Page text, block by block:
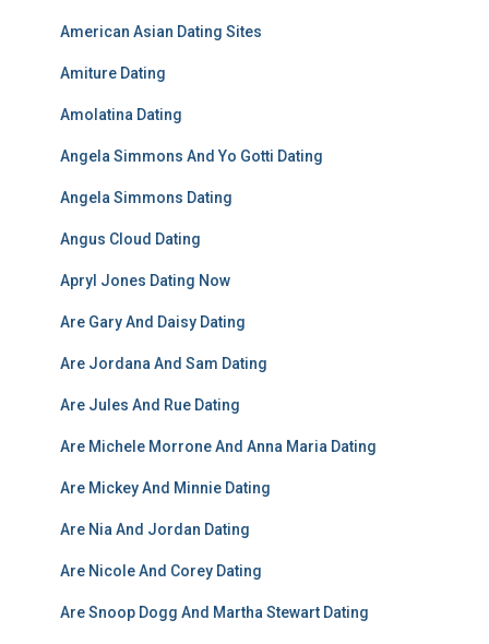
American Asian Dating Sites
Amiture Dating
Amolatina Dating
Angela Simmons And Yo Gotti Dating
Angela Simmons Dating
Angus Cloud Dating
Apryl Jones Dating Now
Are Gary And Daisy Dating
Are Jordana And Sam Dating
Are Jules And Rue Dating
Are Michele Morrone And Anna Maria Dating
Are Mickey And Minnie Dating
Are Nia And Jordan Dating
Are Nicole And Corey Dating
Are Snoop Dogg And Martha Stewart Dating